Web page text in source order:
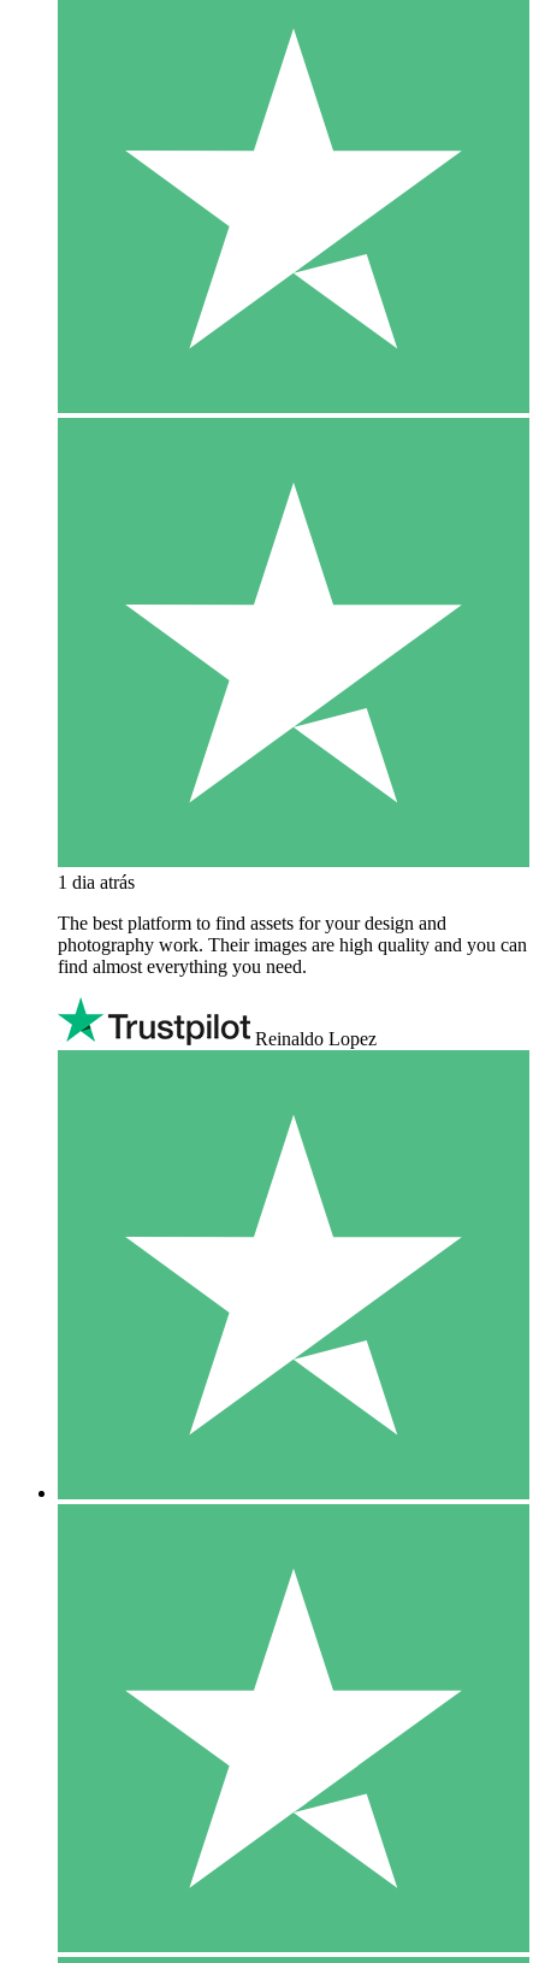
1 dia atrás
The best platform to find assets for your design and
photography work. Their images are high quality and you can
find almost everything you need.
Reinaldo Lopez